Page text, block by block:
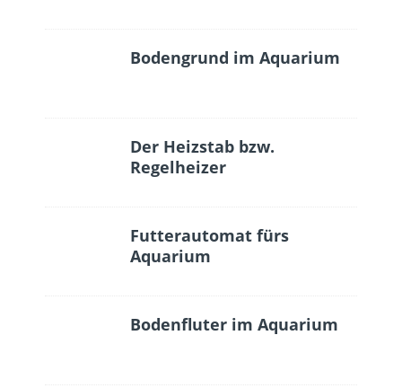
Bodengrund im Aquarium
Der Heizstab bzw.
Regelheizer
Futterautomat fürs
Aquarium
Bodenfluter im Aquarium